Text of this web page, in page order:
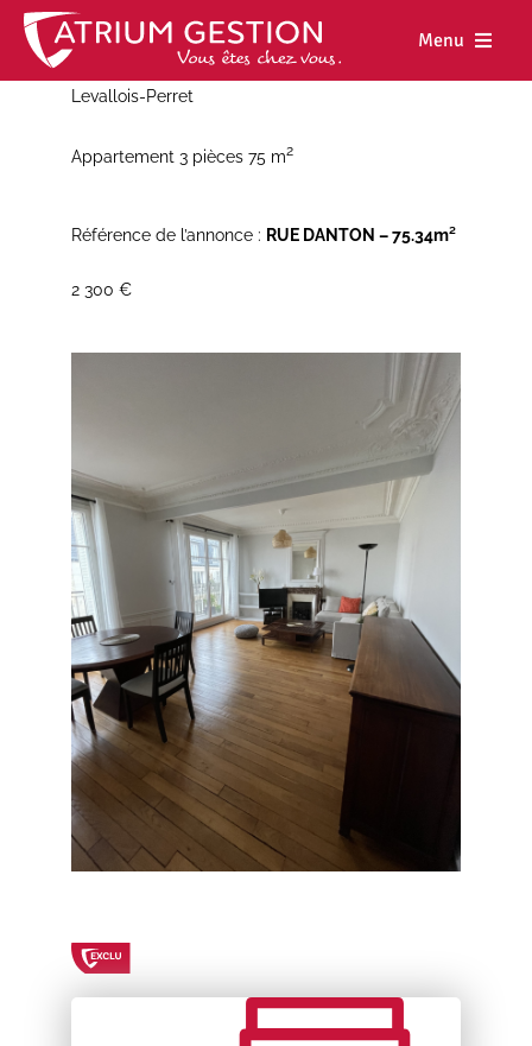
Skip
content
Menu
Nous
Levallois-Perret
Appartement 3 pièces 75 m2
Référence de l’annonce : RUE DANTON – 75.34m²
2 300 €